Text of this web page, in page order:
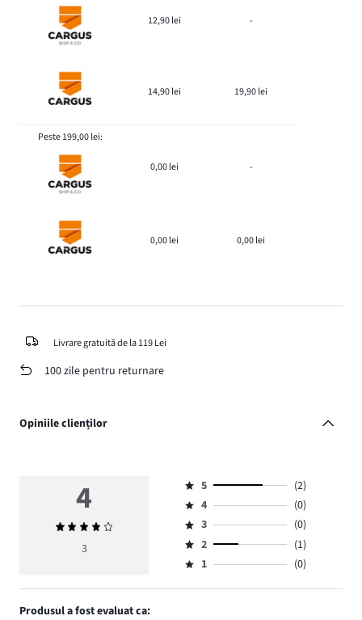
12,90 lei -
14,90 lei 19,90 lei
Peste 199,00 lei:
0,00 lei -
0,00 lei 0,00 lei
Livrare gratuită de la 119 Lei
100 zile pentru returnare
Opiniile clienților
4
Evaluarea
medie
3
Evaluare
5,
numărul
de
voturi
2.
5
(2)
Evaluare
4,
numărul
de
0.
4
(0)
Evaluare
3,
numărul
3
(0)
Evaluare
2,
2
(1)
Evaluare
1,
1 (0)
Produsul a fost evaluat ca: